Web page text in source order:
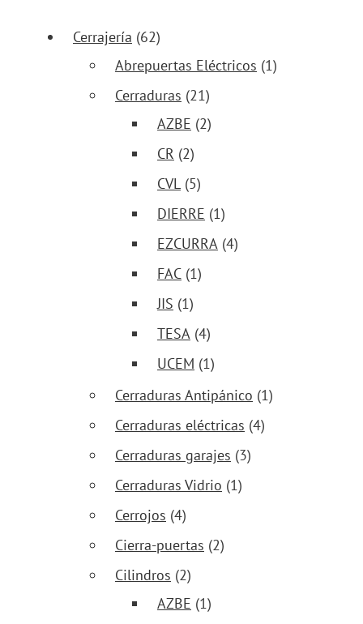
Cerrajería (62)
Abrepuertas Eléctricos (1)
Cerraduras (21)
AZBE (2)
CR (2)
CVL (5)
DIERRE (1)
EZCURRA (4)
FAC (1)
JIS (1)
TESA (4)
UCEM (1)
Cerraduras Antipánico (1)
Cerraduras eléctricas (4)
Cerraduras garajes (3)
Cerraduras Vidrio (1)
Cerrojos (4)
Cierra-puertas (2)
Cilindros (2)
AZBE (1)